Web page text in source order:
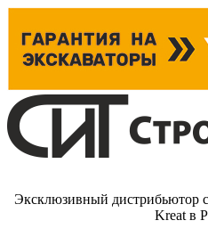
Эксклюзивный дистрибьютор
Kreat в